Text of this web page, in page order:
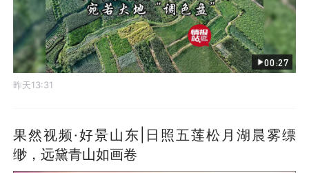
00:27
昨天13:31
果然视频·好景山东|日照五莲松月湖晨雾缥
缈，远黛青山如画卷